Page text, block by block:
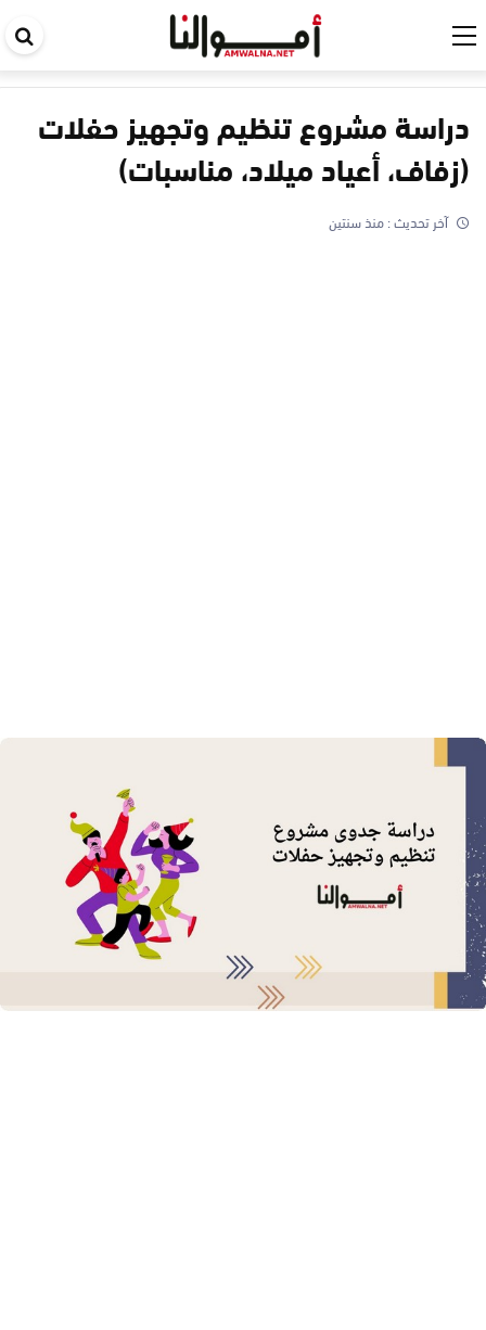
دراسة مشروع تنظيم وتجهيز حفلات
(زفاف، أعياد ميلاد، مناسبات)
آخر تحديث :منذ سنتين